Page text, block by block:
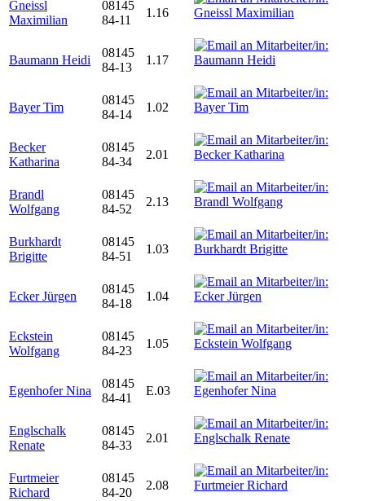
Gneissl
Maximilian
08145
84-11
1.16
Baumann Heidi
08145
84-13
1.17
Bayer Tim
08145
84-14
1.02
Becker
Katharina
08145
84-34
2.01
Brandl
Wolfgang
08145
84-52
2.13
Burkhardt
Brigitte
08145
84-51
1.03
Ecker Jürgen
08145
84-18
1.04
Eckstein
Wolfgang
08145
84-23
1.05
Egenhofer Nina
08145
84-41
E.03
Englschalk
Renate
08145
84-33
2.01
Furtmeier
Richard
08145
84-20
2.08